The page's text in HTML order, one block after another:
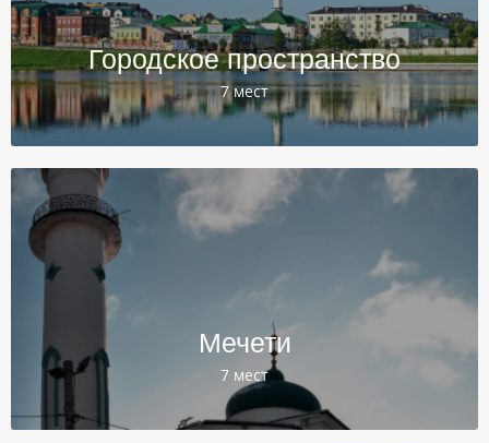
Городское пространство
7 мест
Мечети
7 мест